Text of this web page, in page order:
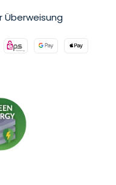
Überweisung